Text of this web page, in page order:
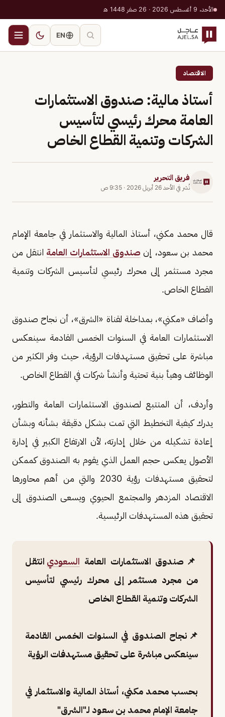
الأحد، 9 أغسطس 2026 · 26 صفر 1448 هـ
EN
الاقتصاد
أستاذ مالية: صندوق الاستثمارات
العامة محرك رئيسي لتأسيس
الشركات وتنمية القطاع الخاص
فريق التحرير
نُشر في الأحد 26 أبريل 2026 · 9:35 ص
قال محمد مكني، أستاذ المالية والاستثمار في جامعة الإمام
محمد بن سعود، إن صندوق الاستثمارات العامة انتقل من
مجرد مستثمر إلى محرك رئيسي لتأسيس الشركات وتنمية
القطاع الخاص.
وأضاف «مكني»، بمداخلة لقناة «الشرق»، أن نجاح صندوق
الاستثمارات العامة في السنوات الخمس القادمة سينعكس
مباشرة على تحقيق مستهدفات الرؤية، حيث وفر الكثير من
الوظائف وهيأ بنية تحتية وأنشأ شركات في القطاع الخاص.
وأردف، أن المتتبع لصندوق الاستثمارات العامة والتطور،
يدرك كيفية التخطيط التي تمت بشكل دقيقة بشأنه وبشأن
إعادة تشكيله من خلال إدارته، لأن الارتفاع الكبير في إدارة
الأصول يعكس حجم العمل الذي يقوم به الصندوق كممكن
لتحقيق مستهدفات رؤية 2030 والتي من أهم محاورها
الاقتصاد المزدهر والمجتمع الحيوي ويسعى الصندوق إلى
تحقيق هذه المستهدفات الرئيسية.
📌صندوق الاستثمارات العامة السعودي انتقل
من مجرد مستثمر إلى محرك رئيسي لتأسيس
الشركات وتنمية القطاع الخاص
📌نجاح الصندوق في السنوات الخمس القادمة
سينعكس مباشرة على تحقيق مستهدفات الرؤية
بحسب محمد مكني، أستاذ المالية والاستثمار في
جامعة الإمام محمد بن سعود لـ"الشرق"